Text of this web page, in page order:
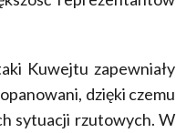
Kuwejtu zapewniały
dzięki czemu
sytuacji rzutowych. W